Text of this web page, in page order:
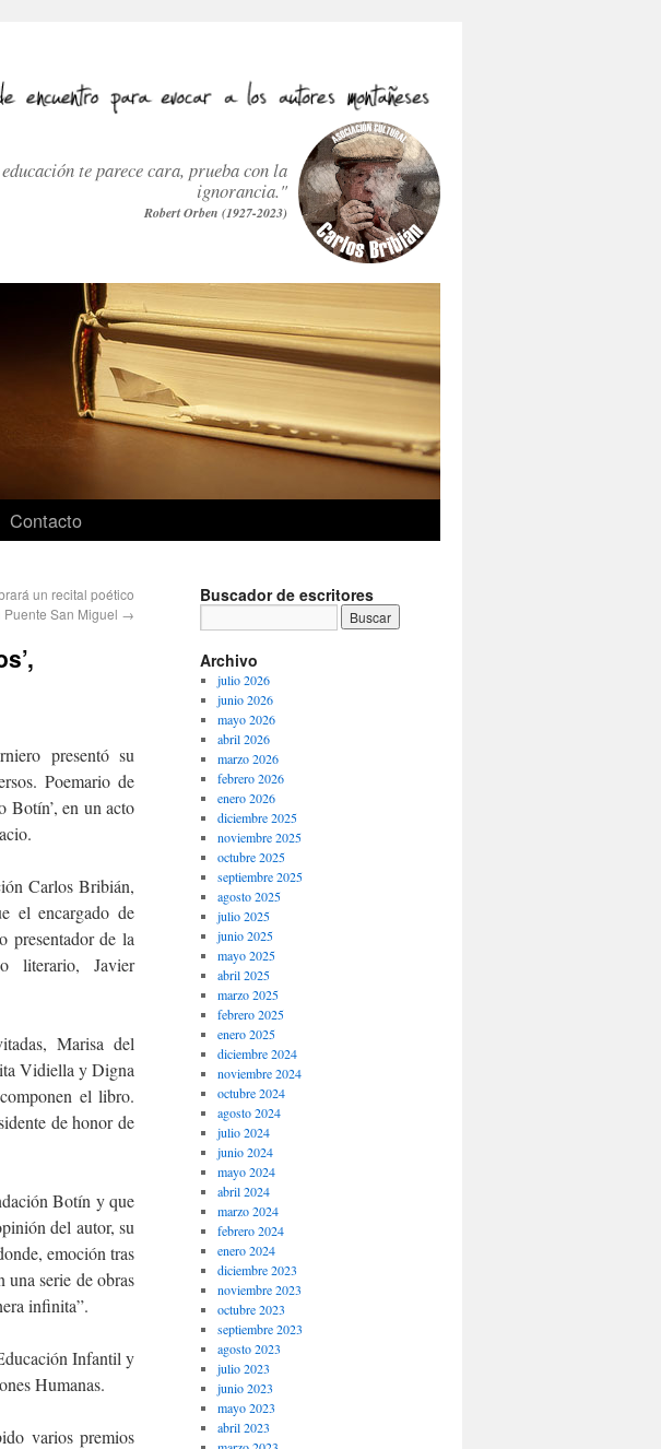
te parece cara, prueba con la
ignorancia."
Robert Orben (1927-2023)
Contacto
un recital poético
San Miguel →
presentó su
Poemario de
Botín’, en un acto
Carlos Bribián,
el encargado de
presentador de la
literario, Javier
Marisa del
Vidiella y Digna
el libro.
de honor de
Botín y que
del autor, su
emoción tras
una serie de obras
infinita”.
Infantil y
Humanas.
varios premios
Buscador de escritores
Archivo
julio 2026
junio 2026
mayo 2026
abril 2026
marzo 2026
febrero 2026
enero 2026
diciembre 2025
noviembre 2025
octubre 2025
septiembre 2025
agosto 2025
julio 2025
junio 2025
mayo 2025
abril 2025
marzo 2025
febrero 2025
enero 2025
diciembre 2024
noviembre 2024
octubre 2024
agosto 2024
julio 2024
junio 2024
mayo 2024
abril 2024
marzo 2024
febrero 2024
enero 2024
diciembre 2023
noviembre 2023
octubre 2023
septiembre 2023
agosto 2023
julio 2023
junio 2023
mayo 2023
abril 2023